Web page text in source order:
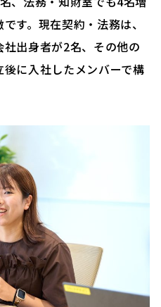
す。現在契約・法務は、
社出身者が2名、その他の
に入社したメンバーで構